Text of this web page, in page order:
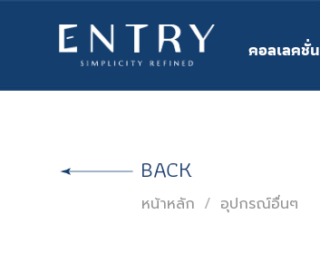
คอลเลคชั่น
BACK
หน้าหลัก / อุปกรณ์อื่นๆ